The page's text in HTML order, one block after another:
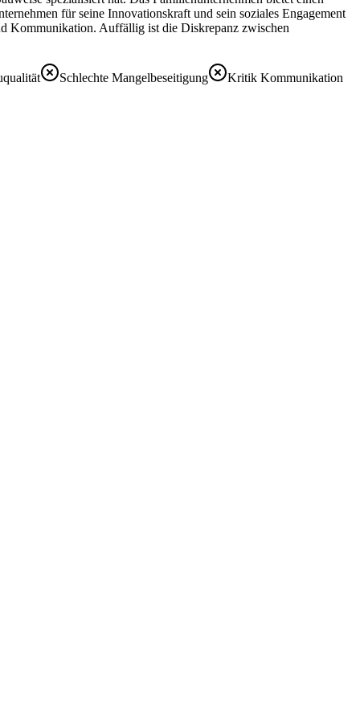
für seine Innovationskraft und sein soziales Engagement
Kommunikation. Auffällig ist die Diskrepanz zwischen
Schlechte Mangelbeseitigung
Kritik Kommunikation